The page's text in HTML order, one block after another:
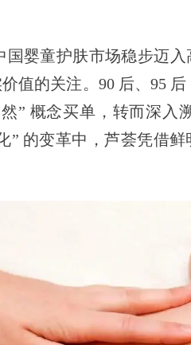
国婴童护肤市场稳步迈
值的关注。90 后、95
” 概念买单，转而深入
” 的变革中，芦荟凭借